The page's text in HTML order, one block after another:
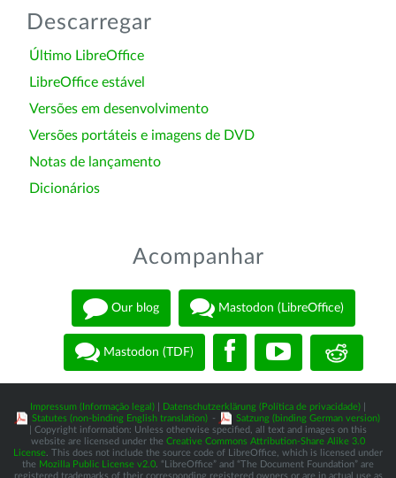
Descarregar
Último LibreOffice
LibreOffice estável
Versões em desenvolvimento
Versões portáteis e imagens de DVD
Notas de lançamento
Dicionários
Acompanhar
Our blog Mastodon (LibreOffice)
Mastodon (TDF)
Impressum (Informação legal) Datenschutzerklärung (Política de privacidade)
Statutes (non-binding English translation) -
Satzung (binding German version)
| Copyright information: Unless otherwise specified, all text and images on this
website are licensed under the Creative Commons Attribution-Share Alike 3.0
License . This does not include the source code of LibreOffice, which is licensed under
the Mozilla Public License v2.0 . “LibreOffice” and “The Document Foundation” are
registered trademarks of their corresponding registered owners or are in actual use as